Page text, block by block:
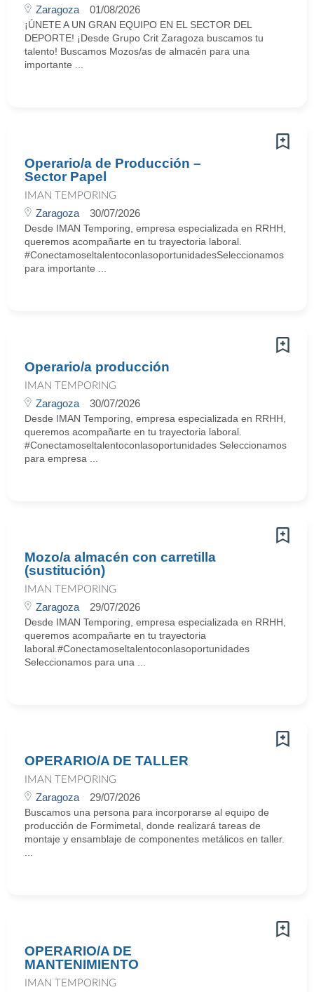
Zaragoza 01/08/2026
¡ÚNETE A UN GRAN EQUIPO EN EL SECTOR DEL
DEPORTE! ¡Desde Grupo Crit Zaragoza buscamos tu
talento! Buscamos Mozos/as de almacén para una
importante ...
Operario/a de Producción –
Sector Papel
IMAN TEMPORING
Zaragoza 30/07/2026
Desde IMAN Temporing, empresa especializada en RRHH,
queremos acompañarte en tu trayectoria laboral.
#ConectamoseltalentoconlasoportunidadesSeleccionamos
para importante ...
Operario/a producción
IMAN TEMPORING
Zaragoza 30/07/2026
Desde IMAN Temporing, empresa especializada en RRHH,
queremos acompañarte en tu trayectoria laboral.
#Conectamoseltalentoconlasoportunidades Seleccionamos
para empresa ...
Mozo/a almacén con carretilla
(sustitución)
IMAN TEMPORING
Zaragoza 29/07/2026
Desde IMAN Temporing, empresa especializada en RRHH,
queremos acompañarte en tu trayectoria
laboral.#Conectamoseltalentoconlasoportunidades
Seleccionamos para una ...
OPERARIO/A DE TALLER
IMAN TEMPORING
Zaragoza 29/07/2026
Buscamos una persona para incorporarse al equipo de
producción de Formimetal, donde realizará tareas de
montaje y ensamblaje de componentes metálicos en taller.
OPERARIO/A DE
MANTENIMIENTO
IMAN TEMPORING